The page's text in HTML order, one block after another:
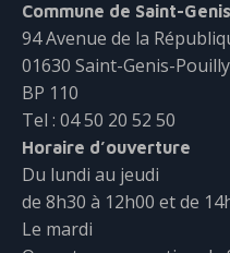
Commune de Saint-
94 Avenue de la
01630 Saint-Genis-Pouilly
BP 110
Tel : 04 50 20 52 50
Horaire d’ouverture
Du lundi au jeudi
de 8h30 à 12h00 et de
Le mardi